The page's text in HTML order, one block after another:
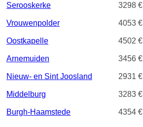
Serooskerke 3298 €
Vrouwenpolder 4053 €
Oostkapelle 4502 €
Arnemuiden 3456 €
Nieuw- en Sint Joosland 2931 €
Middelburg 3283 €
Burgh-Haamstede 4354 €